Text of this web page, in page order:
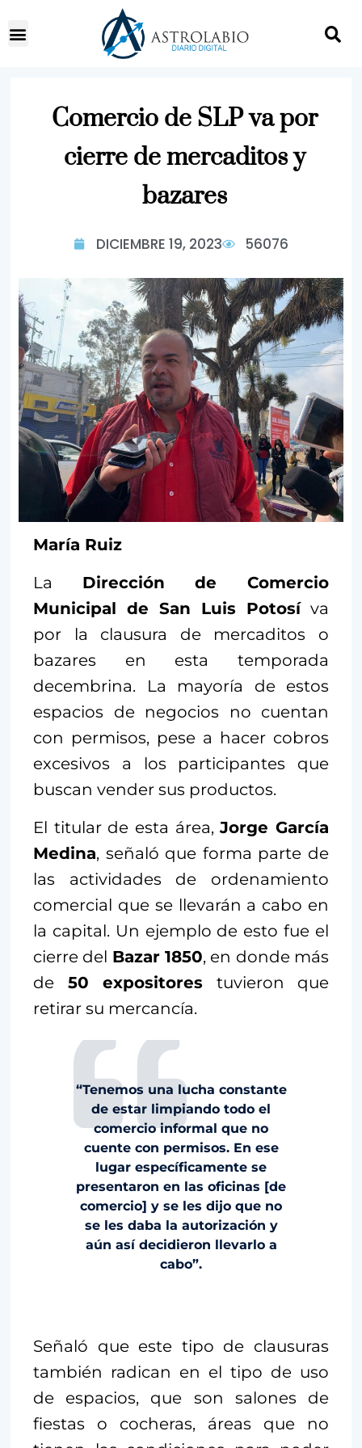
Comercio de SLP va por
cierre de mercaditos y
bazares
DICIEMBRE 19, 2023 56076
María Ruiz
La Dirección de Comercio
Municipal de San Luis Potosíva
por la clausura de mercaditos o
bazares en esta temporada
decembrina. La mayoría de estos
espacios de negocios no cuentan
con permisos, pese a hacer cobros
excesivos a los participantes que
buscan vender sus productos.
El titular de esta área,Jorge García
Medina, señaló que forma parte de
las actividades de ordenamiento
comercial que se llevarán a cabo en
la capital. Un ejemplo de esto fue el
cierre del Bazar 1850, en donde más
de 50 expositores tuvieron que
retirar su mercancía.
“Tenemos una lucha constante
de estar limpiando todo el
comercio informal que no
cuente con permisos. En ese
lugar específicamente se
presentaron en las oficinas [de
comercio] y se les dijo que no
se les daba la autorización y
aún así decidieron llevarlo a
cabo”.
Señaló que este tipo de clausuras
también radican en el tipo de uso
de espacios, que son salones de
fiestas o cocheras, áreas que no